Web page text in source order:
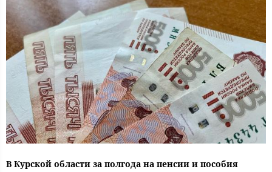
В Курской области за полгода на пенсии и пособия